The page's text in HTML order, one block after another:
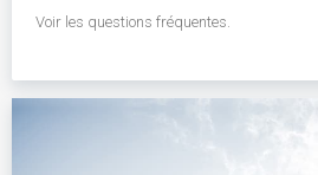
Voir les questions fréquentes.